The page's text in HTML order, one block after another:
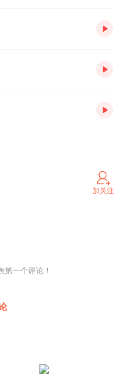
加关注
第一个评论！